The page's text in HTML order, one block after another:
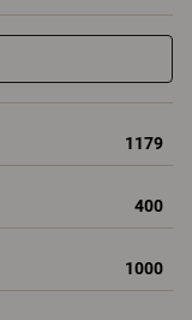
1179
400
1000